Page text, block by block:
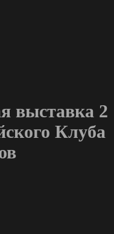
выставка 2
Клуба